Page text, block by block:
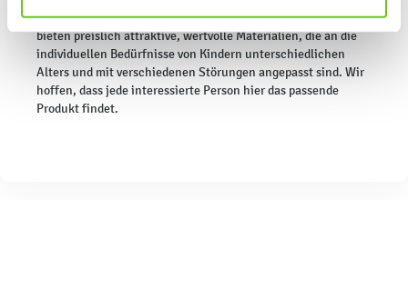
können. Wir laden Sie ein, unser Angebot zu nutzen. Wir
bieten preislich attraktive, wertvolle Materialien, die an die
individuellen Bedürfnisse von Kindern unterschiedlichen
Alters und mit verschiedenen Störungen angepasst sind. Wir
hoffen, dass jede interessierte Person hier das passende
Produkt findet.